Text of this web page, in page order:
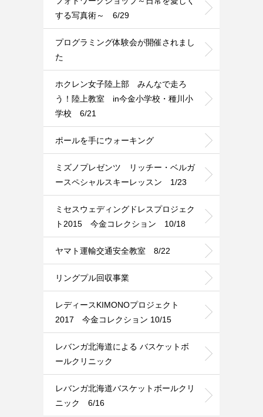
する写真術～ 6/29
プログラミング体験会が開催されまし
た
ホクレン女子陸上部 みんなで走ろ
う！陸上教室 in今金小学校・種川小
学校 6/21
ポールを手にウォーキング
ミズノプレゼンツ リッチー・ベルガ
ースペシャルスキーレッスン 1/23
ミセスウェディングドレスプロジェク
ト2015 今金コレクション 10/18
ヤマト運輸交通安全教室 8/22
リングプル回収事業
レディースKIMONOプロジェクト
2017 今金コレクション 10/15
レバンガ北海道による バスケットボ
ールクリニック
レバンガ北海道バスケットボールクリ
ニック 6/16